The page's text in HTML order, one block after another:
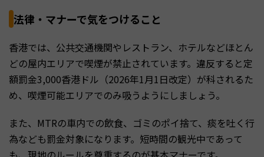
法律・マナーで気をつけること
香港では、公共交通機関やレストラン、ホテルなどほとん
どの屋内エリアで喫煙が禁止されています。違反すると定
額罰金3,000香港ドル（2026年1月1日改定）が科されるた
め、喫煙可能エリアでのみ吸うようにしましょう。
また、MTRの車内での飲食、ゴミのポイ捨て、痰を吐く行
為なども罰金対象になります。短時間の観光中であって